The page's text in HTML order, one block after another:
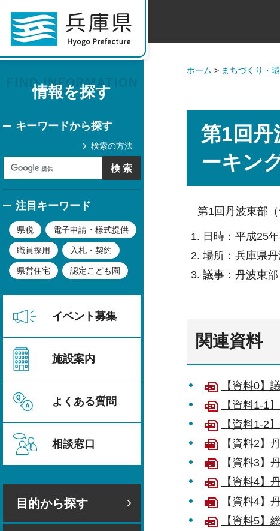
情報を探す
キーワードから探す
検索の方法
注目キーワード
県税 電子申請・様式提供
職員採用 入札・契約
県営住宅 認定こども園
イベント募集
施設案内
よくある質問
相談窓口
目的から探す
ホーム > まちづくり・
第1回丹
ーキン
第1回丹波東部（
日時：平成25
場所：兵庫県
議事：丹波東
関連資料
【資料0】
【資料1-1
【資料1-2
【資料2】
【資料3】
【資料4】
【資料4】
【資料5】